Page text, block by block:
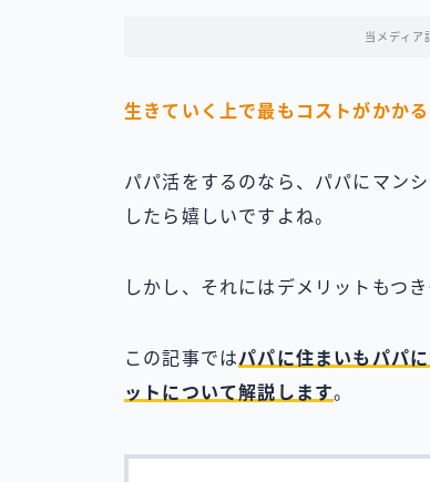
当メディア
生きていく上で最もコストがかか
パパ活をするのなら、パパにマン
したら嬉しいですよね。
しかし、それにはデメリットもつき
この記事ではパパに住まいもパパ
ットについて解説します。